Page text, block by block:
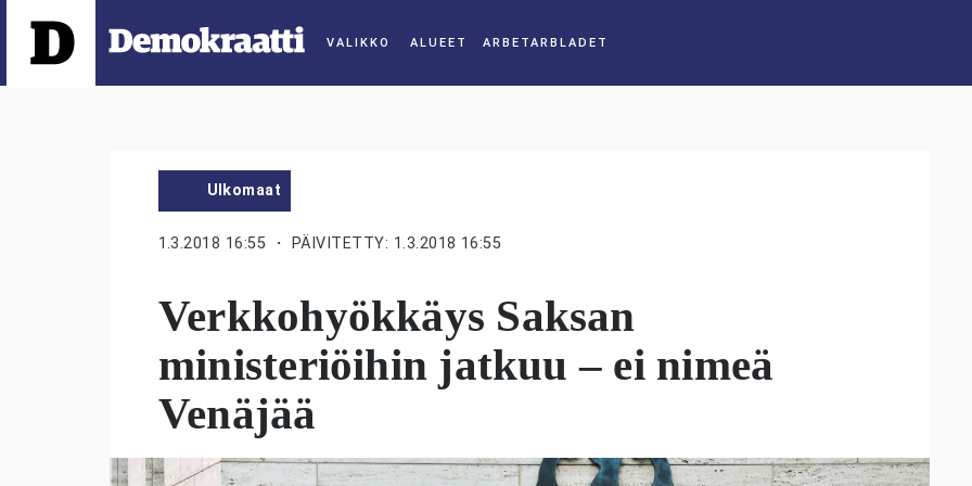
ALUEET
Ulkomaat
1.3.2018 16:55 ・ PÄIVITETTY: 1.3.2018 16:55
Verkkohyökkäys Saksan
ministeriöihin jatkuu – ei nimeä
Venäjää